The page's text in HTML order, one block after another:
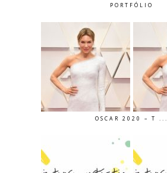
PORTFÓLIO
OSCAR 2020 – T ...